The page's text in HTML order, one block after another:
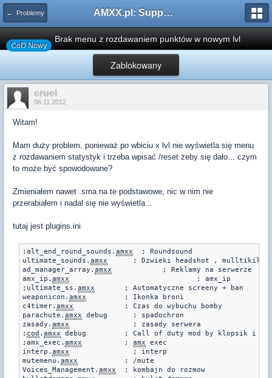
← Problemy AMXX.pl: Support AMX Mod X i SourceMod
CoD Nowy
Brak menu z rozdawaniem punktów w nowym lvl
Zablokowany
cruel
06.11.2012
Witam!
Mam duży problem, ponieważ po wbiciu x lvl nie wyświetla się menu
z rozdawaniem statystyk i trzeba wpisać /reset żeby się dało... czym
to może być spowodowane?
Zmieniałem nawet .sma na te podstawowe, nic w nim nie
przerabiałem i nadal się nie wyświetla...
tutaj jest plugins.ini
;alt_end_round_sounds. amxx
  ; Roundsound
ultimate_sounds. amxx
ad_manager_array. amxx
amx_ip. amxx
;ultimate_ss. amxx
weaponicon. amxx
c4timer. amxx
parachute. amxx debug	  ; spadochron
zasady. amxx
; cod . amxx debug		; Call of duty mod by klopsik i Zepa
;amx_exec. amxx
		;
amx exec
interp. amxx
mutemenu. amxx
Voices_Management. amxx